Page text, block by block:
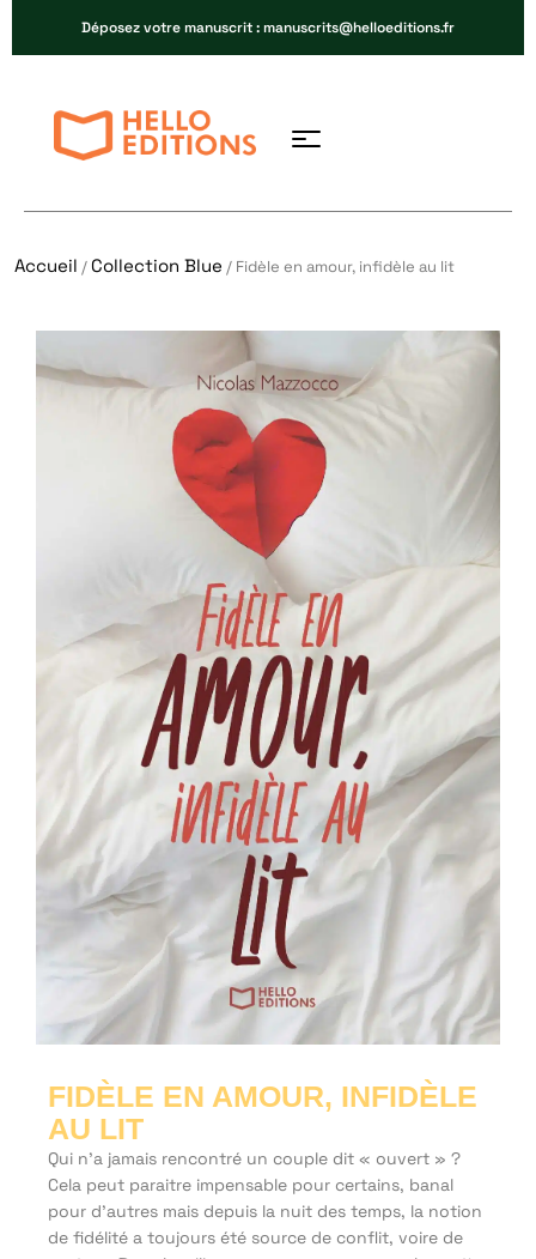
Déposez votre manuscrit : manuscrits@helloeditions.fr
Accueil /Collection Blue / Fidèle en amour, infidèle au lit
FIDÈLE EN AMOUR, INFIDÈLE
AU LIT
Qui n’a jamais rencontré un couple dit « ouvert » ?
Cela peut paraitre impensable pour certains, banal
pour d’autres mais depuis la nuit des temps, la notion
de fidélité a toujours été source de conflit, voire de